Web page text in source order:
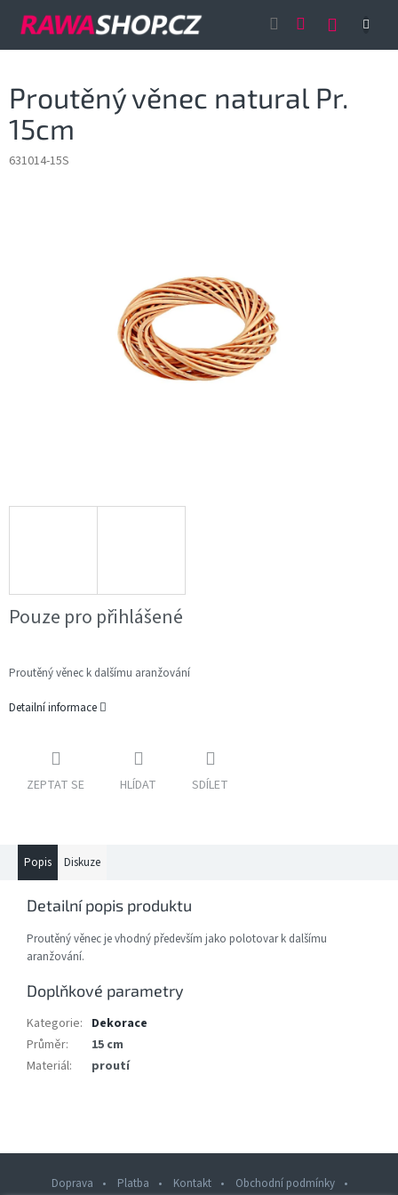
Proutěný věnec natural Pr.
15cm
631014-15S
Pouze pro přihlášené
Proutěný věnec k dalšímu aranžování
Detailní informace
ZEPTAT SE HLÍDAT SDÍLET
Popis Diskuze
Detailní popis produktu
Proutěný věnec je vhodný především jako polotovar k dalšímu
aranžování.
Doplňkové parametry
Kategorie: Dekorace
Průměr:
15 cm
Materiál: proutí
Doprava Platba Kontakt
Obchodní podmínky